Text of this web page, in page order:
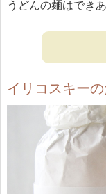
うどんの麺はでき
イリコスキー